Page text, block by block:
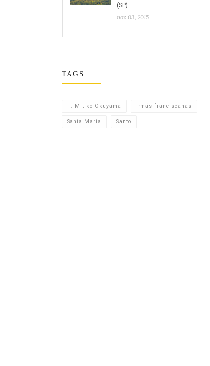
(SP)
nov 03, 2015
TAGS
Ir. Mitiko Okuyama irmãs franciscanas
Santa Maria Santo